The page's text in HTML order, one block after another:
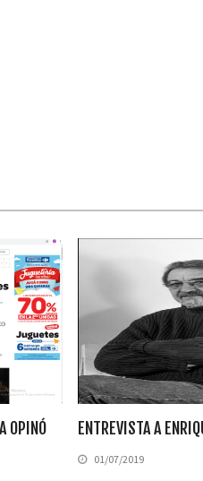
OPINÓ
ENTREVISTA A
01/07/2019